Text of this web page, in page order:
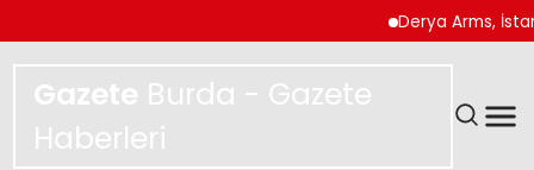
Derya Arms, İstanbul
Gazete Burda - Gazete
Haberleri